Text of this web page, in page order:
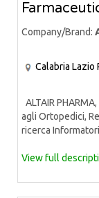
Company/Brand:
Calabria Lazio
ALTAIR
agli Ortopedici,
ricerca
View full